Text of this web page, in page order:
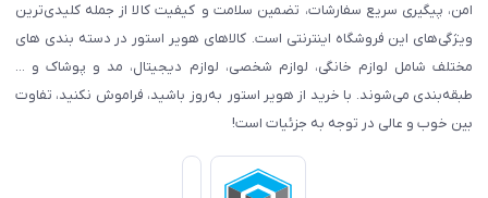
امن، پیگیری سریع سفارشات، تضمین سلامت و کیفیت کالا از جمله کلیدی‌ترین
ویژگی‌های این فروشگاه اینترنتی است. کالاهای هویر استور در دسته بندی های
مختلف شامل لوازم خانگی، لوازم شخصی، لوازم دیجیتال، مد و پوشاک و ...
طبقه‌بندی می‌شوند. با خرید از هویر استور به‌روز باشید، فراموش نکنید، تفاوت
بین خوب و عالی در توجه به جزئیات است!